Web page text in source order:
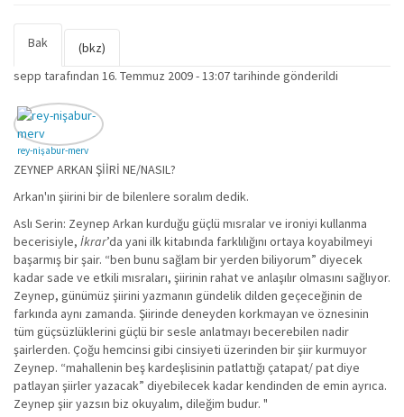
Birincil sekmeler
Bak
sekme)
(bkz)
sepp tarafından 16. Temmuz 2009 - 13:07 tarihinde gönderildi
rey-nişabur-merv
ZEYNEP ARKAN ŞİİRİ NE/NASIL?
Arkan'ın şiirini bir de bilenlere soralım dedik.
Aslı Serin: Zeynep Arkan kurduğu güçlü mısralar ve ironiyi kullanma
becerisiyle, İkrar’da yani ilk kitabında farklılığını ortaya koyabilmeyi
başarmış bir şair. “ben bunu sağlam bir yerden biliyorum” diyecek
kadar sade ve etkili mısraları, şiirinin rahat ve anlaşılır olmasını sağlıyor.
Zeynep, günümüz şiirini yazmanın gündelik dilden geçeceğinin de
farkında aynı zamanda. Şiirinde deneyden korkmayan ve öznesinin
tüm güçsüzlüklerini güçlü bir sesle anlatmayı becerebilen nadir
şairlerden. Çoğu hemcinsi gibi cinsiyeti üzerinden bir şiir kurmuyor
Zeynep. “mahallenin beş kardeşlisinin patlattığı çatapat/ pat diye
patlayan şiirler yazacak” diyebilecek kadar kendinden de emin ayrıca.
Zeynep şiir yazsın biz okuyalım, dileğim budur. "